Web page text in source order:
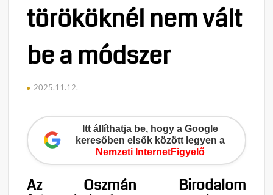
törököknél nem vált
be a módszer
2025.11.12.
Itt állíthatja be, hogy a Google
keresőben elsők között legyen a
Nemzeti InternetFigyelő
Az Oszmán Birodalom